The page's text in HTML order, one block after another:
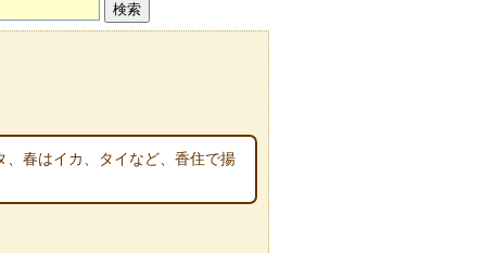
春はイカ、タイなど、香住で揚